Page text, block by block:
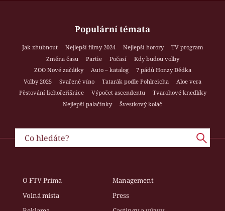
Populární témata
Jak zhubnout Nejlepší filmy 2024 Nejlepší horory
TV program
Změna času
Partie Počasí
Kdy budou volby
ZOO Nové začátky
Auto – katalog
7 pádů Honzy Dědka
Volby 2025
Svařené víno Tatarák podle Pohlreicha
Aloe vera
Pěstování lichořeřišnice
Výpočet ascendentu
Tvarohové knedlíky
Nejlepší palačinky
Švestkový koláč
O FTV Prima
Management
Volná místa
Press